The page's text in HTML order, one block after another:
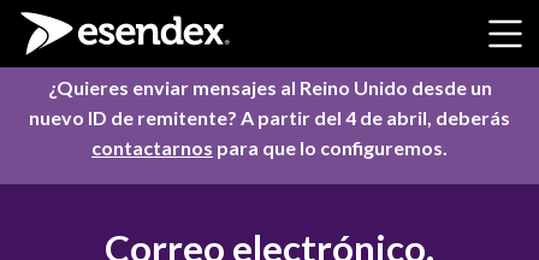
Skip to content
¿Quieres enviar mensajes al Reino Unido desde un
nuevo ID de remitente? A partir del 4 de abril, deberás
contactarnos para que lo configuremos.
Correo electrónico.